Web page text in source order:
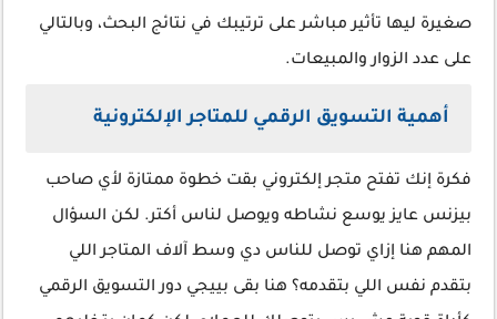
صغيرة ليها تأثير مباشر على ترتيبك في نتائج البحث، وبالتالي
على عدد الزوار والمبيعات.
أهمية التسويق الرقمي للمتاجر الإلكترونية
فكرة إنك تفتح متجر إلكتروني بقت خطوة ممتازة لأي صاحب
بيزنس عايز يوسع نشاطه ويوصل لناس أكتر. لكن السؤال
المهم هنا إزاي توصل للناس دي وسط آلاف المتاجر اللي
بتقدم نفس اللي بتقدمه؟ هنا بقى بييجي دور التسويق الرقمي